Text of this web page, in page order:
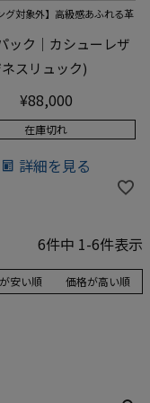
グ対象外】高級感あふれる革
ック｜カシューレザ
スリュック)
¥88,000
在庫切れ
詳細を見る
安い順 価格が高い順
6件中 1-6件表示